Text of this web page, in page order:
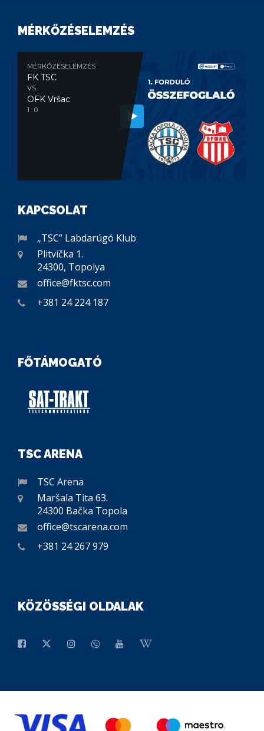
MÉRKŐZÉSELEMZÉS
MÉRKŐZÉSELEMZÉS
FK TSC
VS
OFK Vršac
1 : 0
KAPCSOLAT
„TSC” Labdarúgó Klub
Plitvička 1.
24300, Topolya
office@fktsc.com
+381 24 224 187
FŐTÁMOGATÓ
TSC ARENA
TSC Arena
Maršala Tita 63.
24300 Bačka Topola
office@tscarena.com
+381 24 267 979
KÖZÖSSÉGI OLDALAK